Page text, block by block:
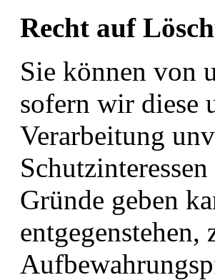
Recht auf
Sie können von
sofern wir diese
Verarbeitung
Gründe geben